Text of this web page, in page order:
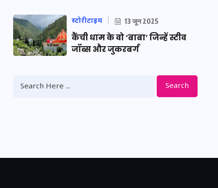
स्टोरीटाइम 13 जून 2025
कैंची धाम के वो ‘बाबा’ जिन्हें स्टीव
जॉब्स और जुकरबर्ग
Search